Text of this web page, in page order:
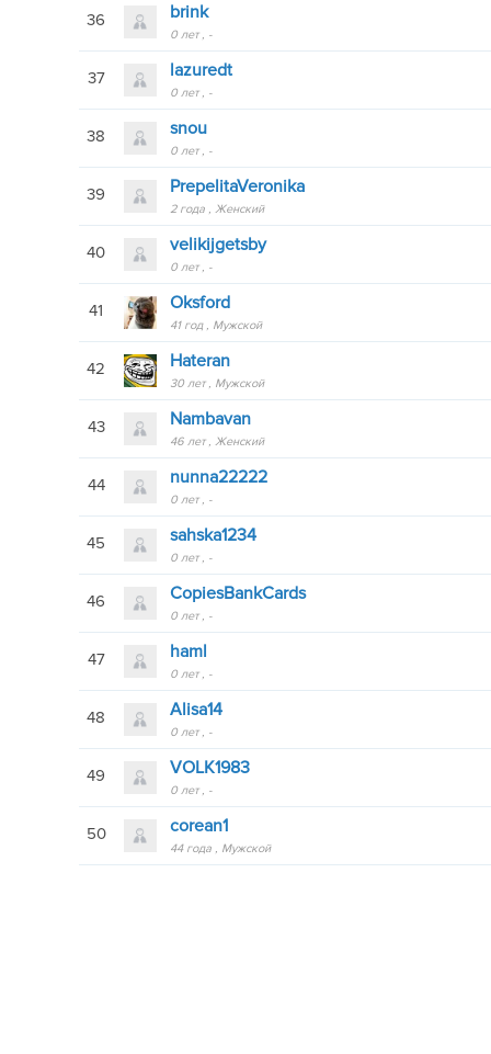
36 brink
0 лет -
37 lazuredt
0 лет -
38 snou
0 лет -
39 PrepelitaVeronika
2 года Женский
40 velikijgetsby
0 лет -
41 Oksford
41 год Мужской
42 Hateran
30 лет Мужской
43 Nambavan
46 лет Женский
44 nunna22222
0 лет -
45 sahska1234
0 лет -
46 CopiesBankCards
0 лет -
47 haml
0 лет -
48 Alisa14
0 лет -
49 VOLK1983
0 лет -
50 corean1
44 года Мужской